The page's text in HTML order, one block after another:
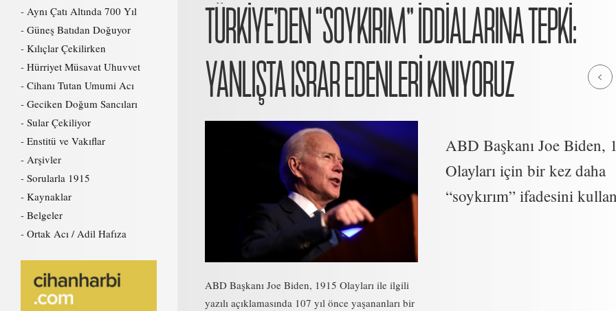
Aynı Çatı Altında 700 Yıl
Güneş Batıdan Doğuyor
Kılıçlar Çekilirken
Hürriyet Müsavat Uhuvvet
Cihanı Tutan Umumi Acı
Geciken Doğum Sancıları
Sular Çekiliyor
Enstitü ve Vakıflar
Arşivler
Sorularla 1915
Kaynaklar
Belgeler
Ortak Acı / Adil Hafıza
TÜRKİYE’DEN “SOYKIRIM” İDDİALARINA TEPKİ:
YANLIŞTA ISRAR EDENLERİ KINIYORUZ
ABD Başkanı Joe Biden, 1915 Olayları ile ilgili
yazılı açıklamasında 107 yıl önce yaşananları bir
ABD Başkanı Joe Biden,
Olayları için bir kez daha
“soykırım” ifadesini